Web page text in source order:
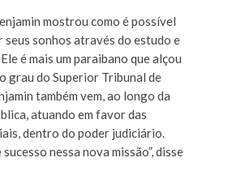
mostrou como é possível
seus sonhos através do estudo e
é mais um paraibano que alçou
grau do Superior Tribunal de
também vem, ao longo da
atuando em favor das
dentro do poder judiciário.
nessa nova missão”, disse